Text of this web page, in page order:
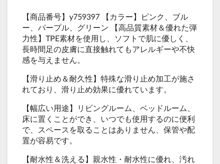
【商品番号】y759397 【カラー】ピンク、ブル
ー、パープル、グリーン 【高品質素材＆優れた弾
力性】TPE素材を使用し、ソフトで肌に優しく、
長時間足の皮膚に直接触れてもアレルギーや不快
感を与えません。
【滑り止め＆耐久性】特殊な滑り止め加工が施さ
れており、滑り止め効果に優れています。
【幅広い用途】リビングルーム、ベッドルーム、
床に置くことができ、いつでも使用するのに便利
で、スペースを取ることはありません、保管や配
置が容易です。
【耐水性＆洗える】親水性・耐水性に優れ、汚れ